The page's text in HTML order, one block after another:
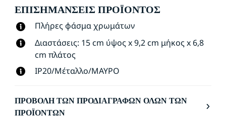
δώσει πρόσθετο χαρακτήρα στον χώρο σας.
ΕΠΙΣΗΜΆΝΣΕΙΣ ΠΡΟΪΌΝΤΟΣ
Πλήρες φάσμα χρωμάτων
Διαστάσεις: 15 cm ύψος x 9,2 cm μήκος x 6,8
cm πλάτος
IP20/Μέταλλο/ΜΑΥΡΟ
ΠΡΟΒΟΛΉ ΤΩΝ ΠΡΟΔΙΑΓΡΑΦΏΝ ΌΛΩΝ ΤΩΝ
ΠΡΟΪΌΝΤΩΝ